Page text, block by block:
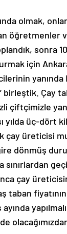
olmak,
öğretmenler
sonra
için
yanında
birleştik. Çay
çiftçimizle
yılda üç-dört
çay üreticisi
dönmüş
çay
taban